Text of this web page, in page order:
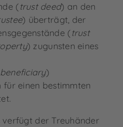
(trust deed) an den
) überträgt, der
(trust
) zugunsten eines
beneficiary)
für einen bestimmten
verfügt der Treuhänder